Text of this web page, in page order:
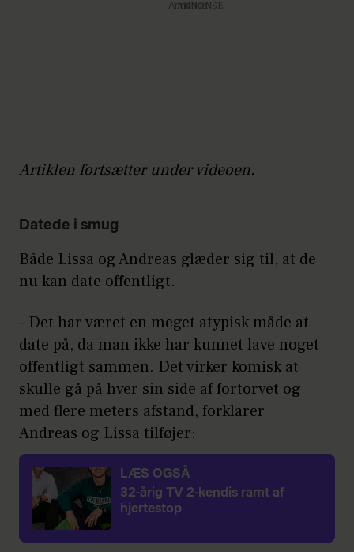
Annonce
Artiklen fortsætter under videoen.
Datede i smug
Både Lissa og Andreas glæder sig til, at de
nu kan date offentligt.
- Det har været en meget atypisk måde at
date på, da man ikke har kunnet lave noget
offentligt sammen. Det virker komisk at
skulle gå på hver sin side af fortorvet og
med flere meters afstand, forklarer
Andreas og Lissa tilføjer:
LÆS OGSÅ
32-årig TV 2-kendis ramt af
hjertestop